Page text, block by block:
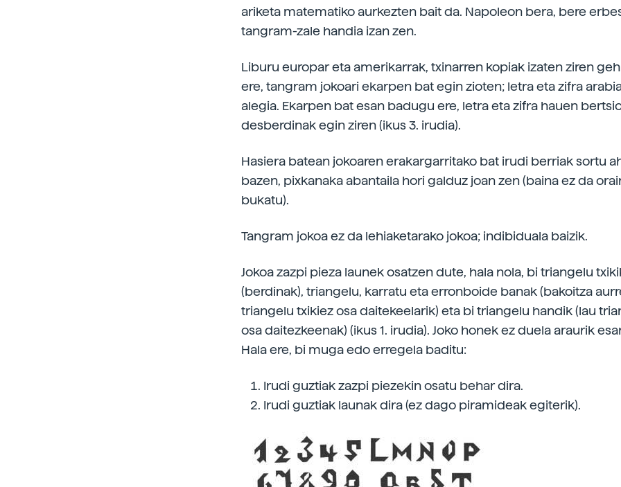
ariketa matematiko aurkezten bait da. Napoleon bera, bere
tangram-zale handia izan zen.
Liburu europar eta amerikarrak, txinarren kopiak izaten ziren
ere, tangram jokoari ekarpen bat egin zioten; letra eta zifra
alegia. Ekarpen bat esan badugu ere, letra eta zifra hauen
desberdinak egin ziren (ikus 3. irudia).
Hasiera batean jokoaren erakargarritako bat irudi berriak sortu
bazen, pixkanaka abantaila hori galduz joan zen (baina ez da
bukatu).
Tangram jokoa ez da lehiaketarako jokoa; indibiduala baizik.
Jokoa zazpi pieza launek osatzen dute, hala nola, bi triangelu
(berdinak), triangelu, karratu eta erronboide banak (bakoitza
triangelu txikiez osa daitekeelarik) eta bi triangelu handik (lau
osa daitezkeenak) (ikus 1. irudia). Joko honek ez duela araurik
Hala ere, bi muga edo erregela baditu:
Irudi guztiak zazpi piezekin osatu behar dira.
Irudi guztiak launak dira (ez dago piramideak egiterik).